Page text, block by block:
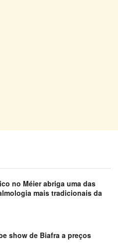
no Méier abriga uma das
mais tradicionais da
show de Biafra a preços